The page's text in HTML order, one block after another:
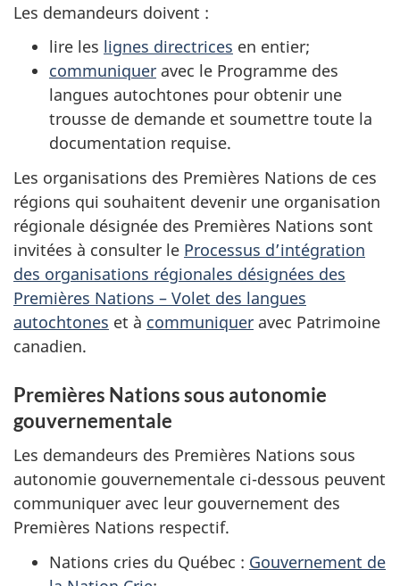
Les demandeurs doivent :
lire les lignes directrices en entier;
communiquer avec le Programme des
langues autochtones pour obtenir une
trousse de demande et soumettre toute la
documentation requise.
Les organisations des Premières Nations de ces
régions qui souhaitent devenir une organisation
régionale désignée des Premières Nations sont
invitées à consulter le Processus d’intégration
des organisations régionales désignées des
Premières Nations – Volet des langues
autochtones et à communiquer avec Patrimoine
canadien.
Premières Nations sous autonomie
gouvernementale
Les demandeurs des Premières Nations sous
autonomie gouvernementale ci-dessous peuvent
communiquer avec leur gouvernement des
Premières Nations respectif.
Nations cries du Québec : Gouvernement de